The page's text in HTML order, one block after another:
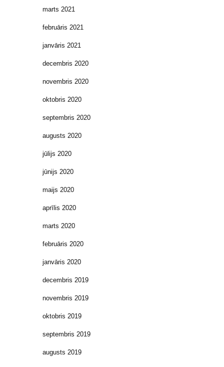
marts 2021
februāris 2021
janvāris 2021
decembris 2020
novembris 2020
oktobris 2020
septembris 2020
augusts 2020
jūlijs 2020
jūnijs 2020
maijs 2020
aprīlis 2020
marts 2020
februāris 2020
janvāris 2020
decembris 2019
novembris 2019
oktobris 2019
septembris 2019
augusts 2019